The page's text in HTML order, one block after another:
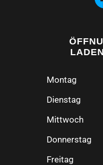
Montag
Dienstag
Mittwoch
Donnerstag
Freitag